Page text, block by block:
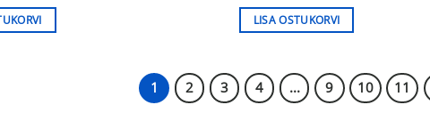
oli:
€889.00.
on: oli:
€225.00.
on:
LISA OSTUKORVI
1 2 3 4 ... 9 10 11